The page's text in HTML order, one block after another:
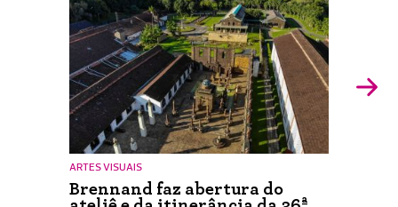
ARTES VISUAIS
Brennand faz abertura do